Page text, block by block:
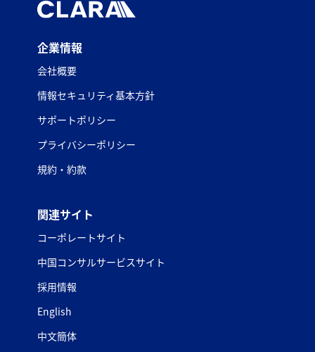
企業情報
会社概要
情報セキュリティ基本方針
サポートポリシー
プライバシーポリシー
規約・約款
関連サイト
コーポレートサイト
中国コンサルサービスサイト
採用情報
English
中文簡体